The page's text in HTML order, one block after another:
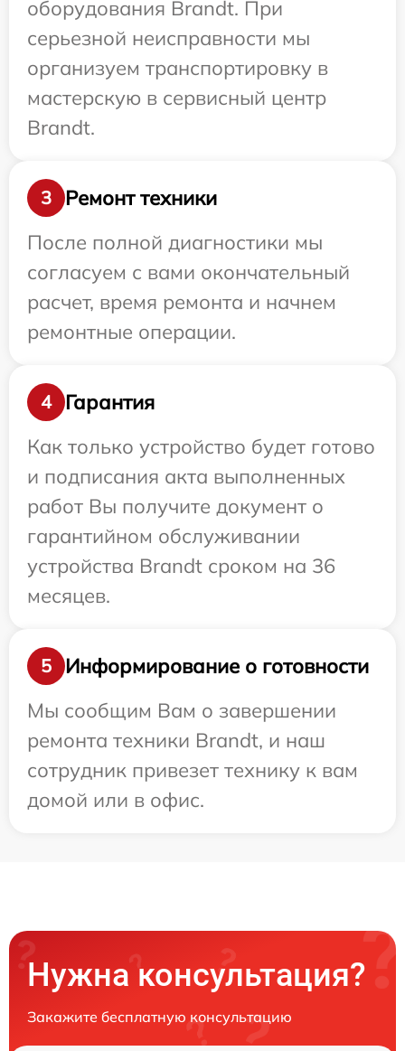
оборудования Brandt. При
серьезной неисправности мы
организуем транспортировку в
мастерскую в сервисный центр
Brandt.
3
Ремонт техники
После полной диагностики мы
согласуем с вами окончательный
расчет, время ремонта и начнем
ремонтные операции.
4
Гарантия
Как только устройство будет готово
и подписания акта выполненных
работ Вы получите документ о
гарантийном обслуживании
устройства Brandt сроком на 36
месяцев.
5
Информирование о готовности
Мы сообщим Вам о завершении
ремонта техники Brandt, и наш
сотрудник привезет технику к вам
домой или в офис.
Нужна консультация?
Закажите бесплатную консультацию